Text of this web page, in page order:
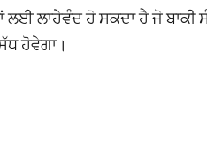
ਲਈ ਲਾਹੇਵੰਦ ਹੋ ਸਕਦਾ ਹੈ ਜੋ
ਹੋਵੇਗਾ।